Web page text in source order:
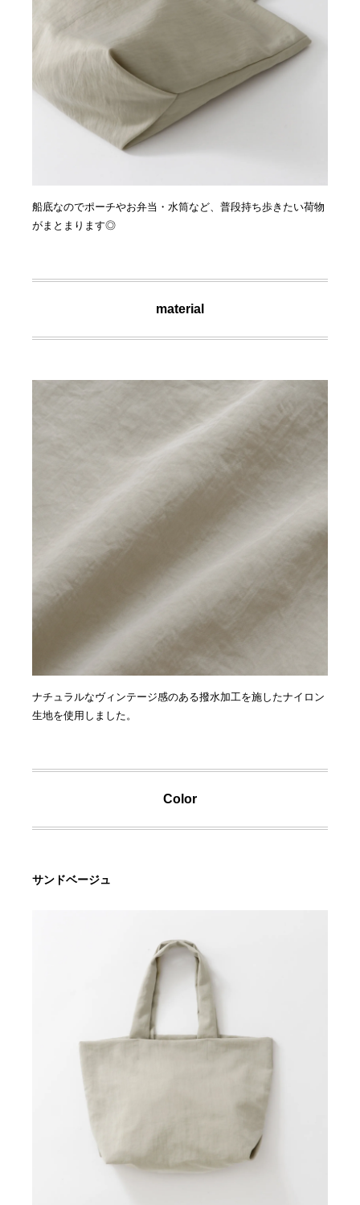
船底なのでポーチやお弁当・水筒など、普段持ち歩きたい荷物
がまとまります◎
material
ナチュラルなヴィンテージ感のある撥水加工を施したナイロン
生地を使用しました。
Color
サンドベージュ